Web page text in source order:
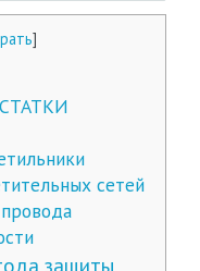
]
сетей
защиты